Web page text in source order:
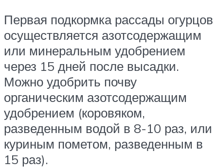
Первая подкормка рассады огурцов
осуществляется азотсодержащим
или минеральным удобрением
через 15 дней после высадки.
Можно удобрить почву
органическим азотсодержащим
удобрением (коровяком,
разведенным водой в 8-10 раз, или
куриным пометом, разведенным в
15 раз).